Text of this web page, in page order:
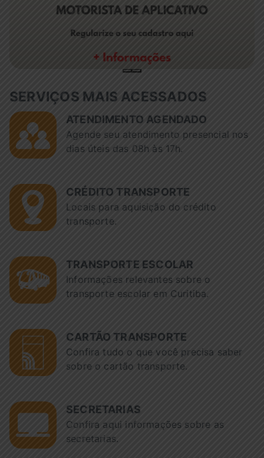
SERVIÇOS MAIS ACESSADOS
ATENDIMENTO AGENDADO
Agende seu atendimento presencial nos
dias úteis das 08h às 17h.
CRÉDITO TRANSPORTE
Locais para aquisição do crédito
transporte.
TRANSPORTE ESCOLAR
Informações relevantes sobre o
transporte escolar em Curitiba.
CARTÃO TRANSPORTE
Confira tudo o que você precisa saber
sobre o cartão transporte.
SECRETARIAS
Confira aqui informações sobre as
secretarias.